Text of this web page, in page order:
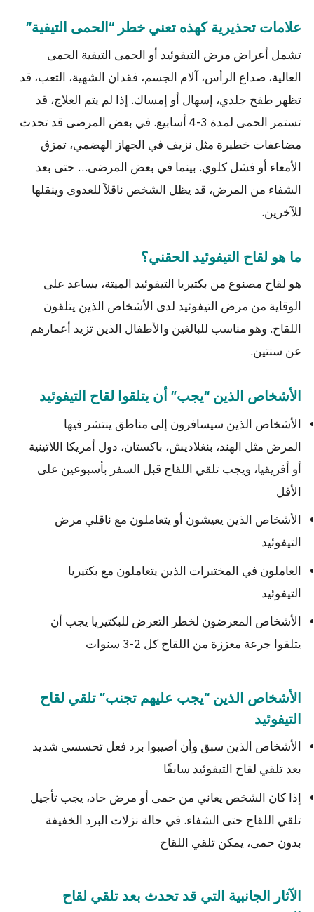
علامات تحذيرية كهذه تعني خطر “الحمى التيفية”
تشمل أعراض مرض التيفوئيد أو الحمى التيفية الحمى
العالية، صداع الرأس، آلام الجسم، فقدان الشهية، التعب، قد
تظهر طفح جلدي، إسهال أو إمساك. إذا لم يتم العلاج، قد
تستمر الحمى لمدة 3-4 أسابيع. في بعض المرضى قد تحدث
مضاعفات خطيرة مثل نزيف في الجهاز الهضمي، تمزق
الأمعاء أو فشل كلوي. بينما في بعض المرضى… حتى بعد
الشفاء من المرض، قد يظل الشخص ناقلاً للعدوى وينقلها
للآخرين.
ما هو لقاح التيفوئيد الحقني؟
هو لقاح مصنوع من بكتيريا التيفوئيد الميتة، يساعد على
الوقاية من مرض التيفوئيد لدى الأشخاص الذين يتلقون
اللقاح. وهو مناسب للبالغين والأطفال الذين تزيد أعمارهم
عن سنتين.
الأشخاص الذين “يجب” أن يتلقوا لقاح التيفوئيد
الأشخاص الذين سيسافرون إلى مناطق ينتشر فيها
المرض مثل الهند، بنغلاديش، باكستان، دول أمريكا اللاتينية
أو أفريقيا، ويجب تلقي اللقاح قبل السفر بأسبوعين على
الأقل
الأشخاص الذين يعيشون أو يتعاملون مع ناقلي مرض
التيفوئيد
العاملون في المختبرات الذين يتعاملون مع بكتيريا
التيفوئيد
الأشخاص المعرضون لخطر التعرض للبكتيريا يجب أن
يتلقوا جرعة معززة من اللقاح كل 2-3 سنوات
الأشخاص الذين “يجب عليهم تجنب” تلقي لقاح
التيفوئيد
الأشخاص الذين سبق وأن أصيبوا برد فعل تحسسي شديد
بعد تلقي لقاح التيفوئيد سابقًا
إذا كان الشخص يعاني من حمى أو مرض حاد، يجب تأجيل
تلقي اللقاح حتى الشفاء. في حالة نزلات البرد الخفيفة
بدون حمى، يمكن تلقي اللقاح
الآثار الجانبية التي قد تحدث بعد تلقي لقاح